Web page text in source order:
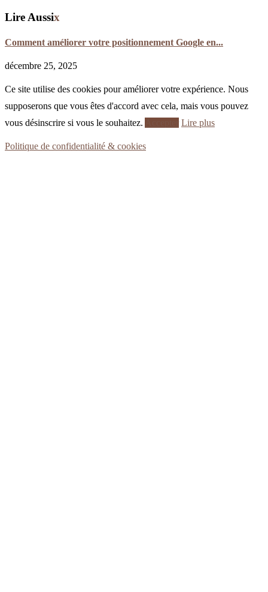
Lire Aussix
Comment améliorer votre positionnement Google en...
décembre 25, 2025
Ce site utilise des cookies pour améliorer votre expérience. Nous
supposerons que vous êtes d'accord avec cela, mais vous pouvez
vous désinscrire si vous le souhaitez.
Lire plus
Politique de confidentialité & cookies